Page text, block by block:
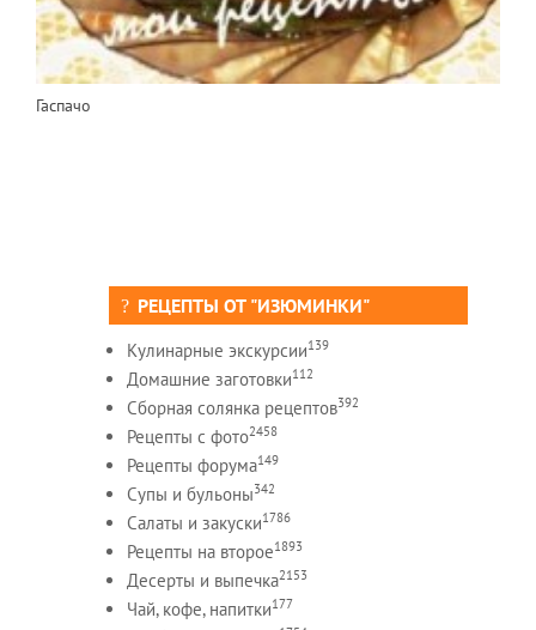
Гаспачо
РЕЦЕПТЫ ОТ "ИЗЮМИНКИ"
Кулинарные экскурсии139
Домашние заготовки112
Сборная солянка рецептов392
Рецепты c фото2458
Рецепты форума149
Супы и бульоны342
Салаты и закуски1786
Рецепты на второе1893
Десерты и выпечка2153
Чай, кофе, напитки177